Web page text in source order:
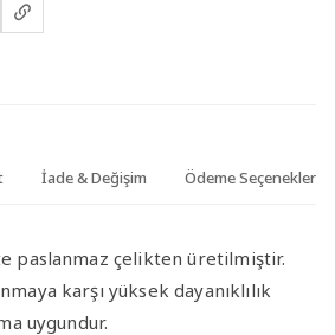
İade & Değişim Ödeme Seçenekleri
paslanmaz çelikten üretilmiştir.
karşı yüksek dayanıklılık
uygundur.